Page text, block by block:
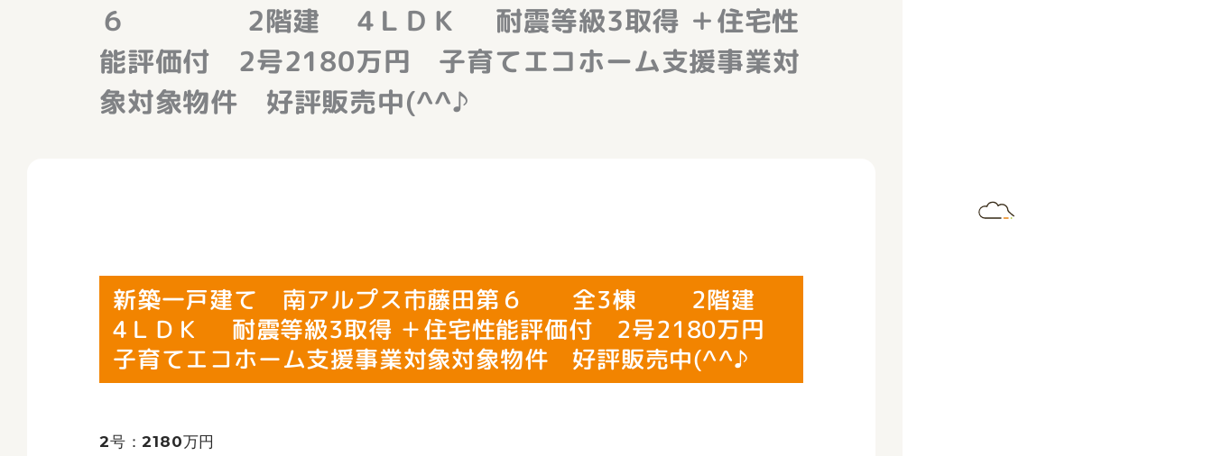
６ 2階建 4ＬＤＫ 耐震等級3取得 ＋住宅性
能評価付 2号2180万円 子育てエコホーム支援事業対
象対象物件 好評販売中(^^♪
新築一戸建て 南アルプス市藤田第６ 全3棟 2階建
4ＬＤＫ 耐震等級3取得 ＋住宅性能評価付 2号2180万円
子育てエコホーム支援事業対象対象物件 好評販売中(^^♪
2号：2180万円